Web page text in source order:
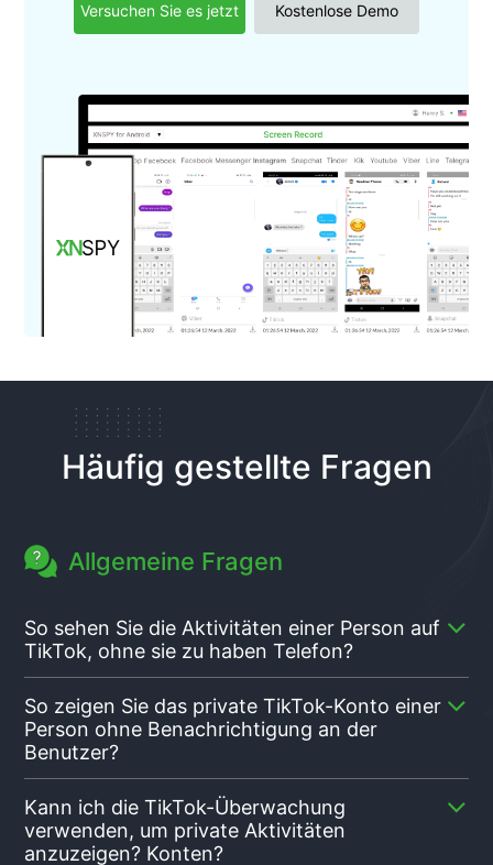
Versuchen Sie es jetzt Kostenlose Demo
Häufig gestellte Fragen
Allgemeine Fragen
So sehen Sie die Aktivitäten einer Person auf
TikTok, ohne sie zu haben Telefon?
einfach, um ihre Beiträge, Likes und Kommentare zu
sehen. Für Eltern, Die Family Pairing-Funktion von
TikTok ist ein großartiges Tool, um die Bildschirmzeit
und Inhaltsbeschränkungen von Kindern zu
verwalten. Allerdings gibt es keinen Zugriff auf
Nachrichten oder detaillierte Interaktionen. Wenn Sie
mehr suchen Detaillierten Zugriff erhalten Sie über
So zeigen Sie das private TikTok-Konto einer
Person ohne Benachrichtigung an der
Benutzer?
Der Zugriff auf ein privates TikTok-Konto ist
schwierig, da es darauf ausgelegt ist, die
Privatsphäre zu wahren. Am einfachsten Der Weg
Kann ich die TikTok-Überwachung
verwenden, um private Aktivitäten
anzuzeigen? Konten?